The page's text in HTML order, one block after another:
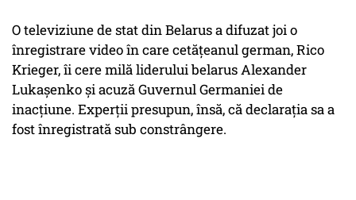
O televiziune de stat din Belarus a difuzat joi o
înregistrare video în care cetățeanul german, Rico
Krieger, îi cere milă liderului belarus Alexander
Lukașenko și acuză Guvernul Germaniei de
inacțiune. Experții presupun, însă, că declarația sa a
fost înregistrată sub constrângere.